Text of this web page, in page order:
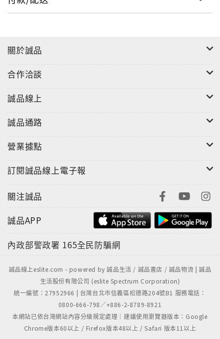
2014年，以新思維製作年度新劇《愛與和平》。依附著
劇情，設計專屬劇集的原創音樂，並於2015年二度創新
應劇情安排曲序，希望欣賞者由音樂中感受劇情的高潮
迭起，喚醒內心追求和平的渴望，將大愛的力量散播至
社會每個角落。
關於誠品
合作洽談
誠品線上
誠品通路
營業據點
訂閱誠品線上電子報
關注誠品
誠品APP
內政部警政署 165全民防騙網
誠品線上eslite.com - powered by 誠品生活 / 誠品書店 / 誠品物流 | 誠品
生活股份有限公司 (eslite Spectrum Corporation)
統一編號：27952966 | 台灣台北市信義區松德路204號B1 服務電話：
0800-666-798／+886-2-8789-8921
本網站已依台灣網站內容分級規定處理｜建議使用瀏覽器版本：Google
Chrome版本60以上 / Firefox版本48以上 / Safari 版本11以上